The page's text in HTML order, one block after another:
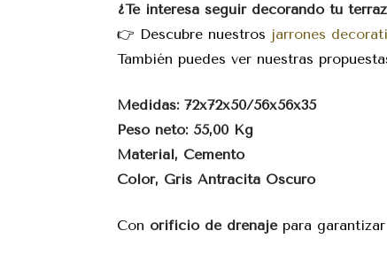
¿Te interesa seguir decorando tu
👉 Descubre nuestros jarrones
También puedes ver nuestras
Medidas: 72x72x50/56x56x35
Peso neto: 55,00 Kg
Material, Cemento
Color, Gris Antracita Oscuro
Con orificio de drenajepara